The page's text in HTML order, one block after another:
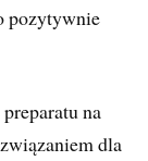
pozytywnie
na
dla